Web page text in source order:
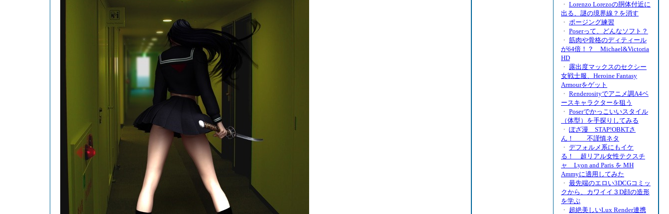
・ Lorenzo Lorezoの胴体付近に
出る、謎の境界線？を消す
・ ポージング練習
・ Poserって、どんなソフト？
・ 筋肉や骨格のディティール
が64倍！？ Michael&Victoria
HD
・ 露出度マックスのセクシー
女戦士服、Heroine Fantasy
Armourをゲット
・ Renderosityでアニメ調A4ベ
ースキャラクターを狙う
・ Poserでかっこいいスタイル
（体型）を手探りしてみる
・ ぽざ漫 STAP!OBKTさ
ん！ 不謹慎ネタ
・ デフォルメ系にもイケ
る！ 超リアル女性テクスチ
ャ Lyon and Paris を MH
Ammyに適用してみた
・ 最先端のエロい3DCGコミッ
クから、カワイイ３D顔の造形
を学ぶ
・ 超絶美しいLux Render連携